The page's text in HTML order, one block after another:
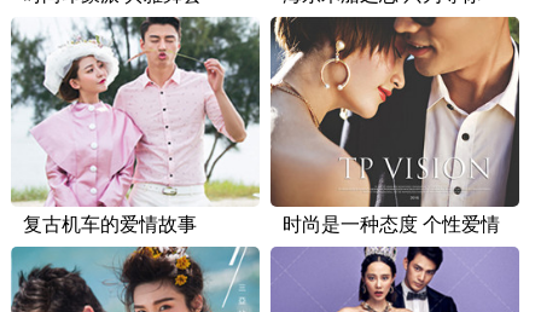
复古机车的爱情故事 时尚是一种态度 个性爱情